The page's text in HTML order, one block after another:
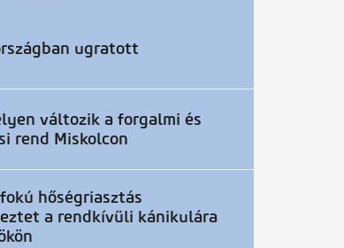
ugratott
változik a forgalmi és
rend Miskolcon
hőségriasztás
a rendkívüli kánikulára